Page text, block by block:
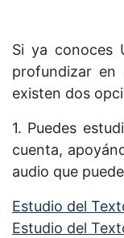
Si ya conoces
profundizar
existen dos
1. Puedes
cuenta,
audio que
Estudio del
Estudio del